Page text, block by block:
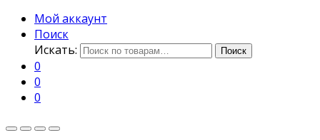
Мой аккаунт
Поиск
Искать:
Поиск
0
0
0